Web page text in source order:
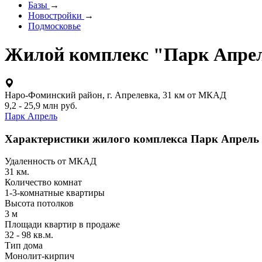
Базы →
Новостройки →
Подмосковье
Жилой комплекс "Парк
Наро-Фоминский район, г. Апрелевка, 31 км от МКАД
9,2 - 25,9 млн руб.
Парк Апрель
Характеристики жилого комплекса Парк Апрель
Удаленность от МКАД
31 км.
Количество комнат
1-3-комнатные квартиры
Высота потолков
3 м
Площади квартир в продаже
32 - 98 кв.м.
Тип дома
Монолит-кирпич